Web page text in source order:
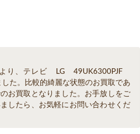
より、テレビ LG 49UK6300PJF
た。比較的綺麗な状態のお買取であ
お買取となりました。お手放しをご
したら、お気軽にお問い合わせくだ